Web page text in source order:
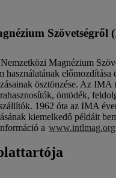
Szövetségről
Magnézium
használatának előmozdítása
ösztönzése. Az IMA
öntödék,
1962 óta az IMA
kiemelkedő példáit
a www.intlmag.org